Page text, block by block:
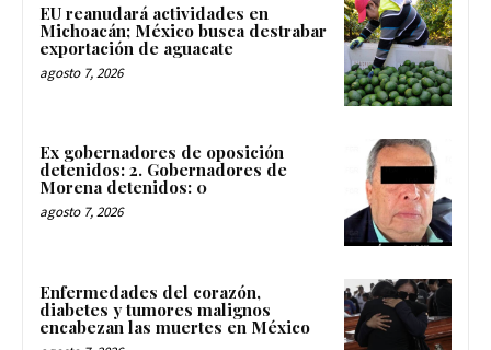
EU reanudará actividades en
Michoacán; México busca destrabar
exportación de aguacate
agosto 7, 2026
Ex gobernadores de oposición
detenidos: 2. Gobernadores de
Morena detenidos: 0
agosto 7, 2026
Enfermedades del corazón,
diabetes y tumores malignos
encabezan las muertes en México